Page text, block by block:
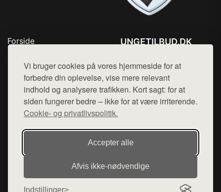
Vi bruger cookies på vores hjemmeside for at
forbedre din oplevelse, vise mere relevant
indhold og analysere trafikken. Kort sagt: for at
siden fungerer bedre – ikke for at være irriterende.
Cookie- og privatlivspolitik.
Accepter alle
Afvis ikke‑nødvendige
Indstillinger
Forside
Top Rabatter
Blog
Kontakt
UNGETILBUD.DK
Mail: hej@want.dk
Cookie- og privatlivspolitik
Denne side er en del af want.dk, der udgiver en række
hjemmesider med præsentation af forskellige produkter fra
diverse webshops. Der sælges ikke varer fra denne side - vi
varerne på lager.